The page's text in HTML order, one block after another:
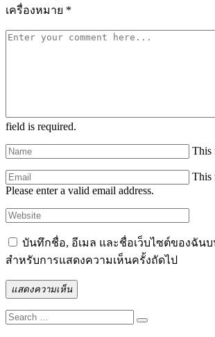
เครื่องหมาย *
field is required.
This
This
Please enter a valid email address.
บันทึกชื่อ, อีเมล และชื่อเว็บไซต์ของฉันบ
สำหรับการแสดงความเห็นครั้งถัดไป
แสดงความเห็น
Search
for:
Search